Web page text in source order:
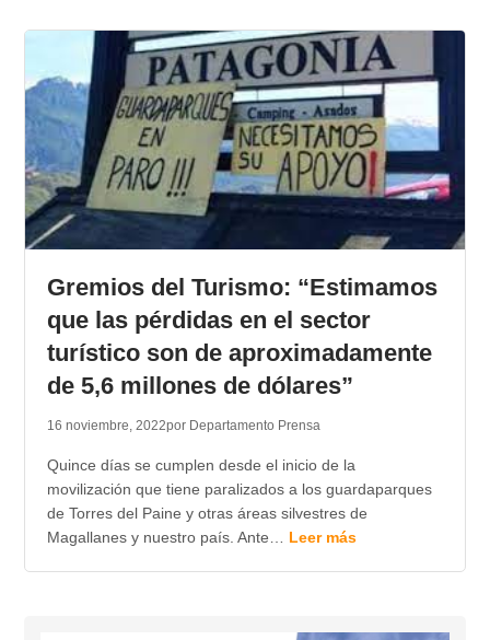
Gremios del Turismo: “Estimamos
que las pérdidas en el sector
turístico son de aproximadamente
de 5,6 millones de dólares”
16 noviembre, 2022por Departamento Prensa
Quince días se cumplen desde el inicio de la
movilización que tiene paralizados a los guardaparques
de Torres del Paine y otras áreas silvestres de
Magallanes y nuestro país. Ante… Leer más